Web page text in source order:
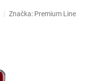
Značka: Premium Line